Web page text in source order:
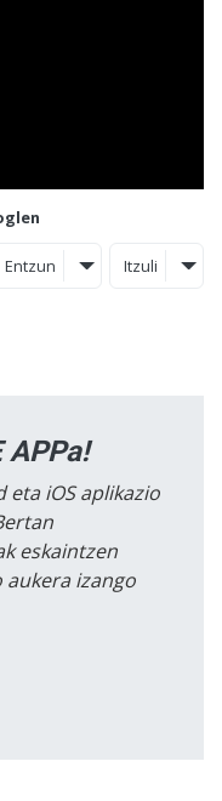
Entzun Itzuli
APPa!
eta iOS aplikazio
eskaintzen
izango